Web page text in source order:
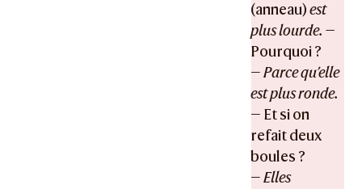
(anneau)est
plus lourde. —
Pourquoi ?
—Parce qu’elle
est plus ronde.
— Et si on
refait deux
boules ?
—Elles